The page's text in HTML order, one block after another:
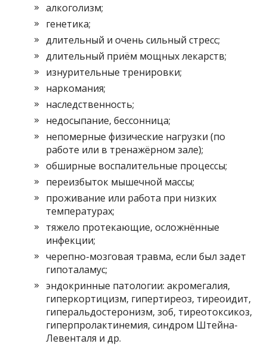
алкоголизм;
генетика;
длительный и очень сильный стресс;
длительный приём мощных лекарств;
изнурительные тренировки;
наркомания;
наследственность;
недосыпание, бессонница;
непомерные физические нагрузки (по
работе или в тренажёрном зале);
обширные воспалительные процессы;
переизбыток мышечной массы;
проживание или работа при низких
температурах;
тяжело протекающие, осложнённые
инфекции;
черепно-мозговая травма, если был задет
гипоталамус;
эндокринные патологии: акромегалия,
гиперкортицизм, гипертиреоз, тиреоидит,
гиперальдостеронизм, зоб, тиреотоксикоз,
гиперпролактинемия, синдром Штейна-
Левенталя и др.